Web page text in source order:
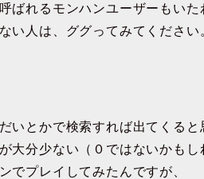
ばれるモンハンユーザーもいた
い人は、ググってみてください
いとかで検索すれば出てくると
大分少ない（０ではないかも
でプレイしてみたんですが、